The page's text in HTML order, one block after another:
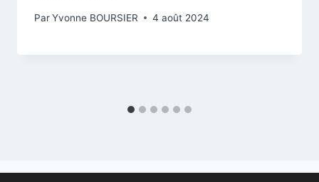
ParYvonne BOURSIER 4 août 2024